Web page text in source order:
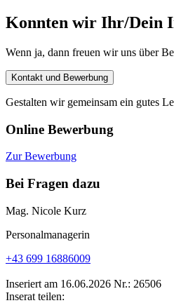
Konnten wir Ihr/Dein
Wenn ja, dann freuen wir uns über
Kontakt und Bewerbung
Gestalten wir gemeinsam ein gutes
Online Bewerbung
Zur Bewerbung
Bei Fragen dazu
Mag. Nicole Kurz
Personalmanagerin
+43 699 16886009
Inseriert am 16.06.2026 Nr.: 26506
Inserat teilen: